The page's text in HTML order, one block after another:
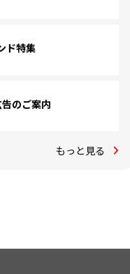
ド特集
告のご案内
もっと見る